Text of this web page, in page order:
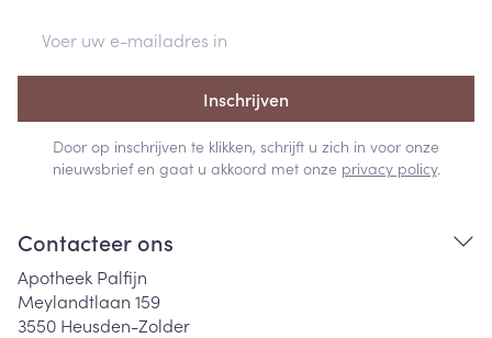
Inschrijven
Door op inschrijven te klikken, schrijft u zich in voor onze
nieuwsbrief en gaat u akkoord met onze privacy policy.
Contacteer ons
Apotheek Palfijn
Meylandtlaan 159
3550 Heusden-Zolder